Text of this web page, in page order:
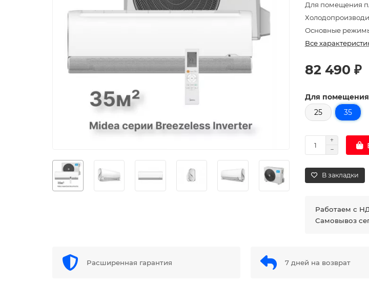
Для помещения
Основные
Все
82 490 ₽
Для
25
35
В закладки
Работаем с
Самовывоз
Расширенная гарантия 7 дней на возврат